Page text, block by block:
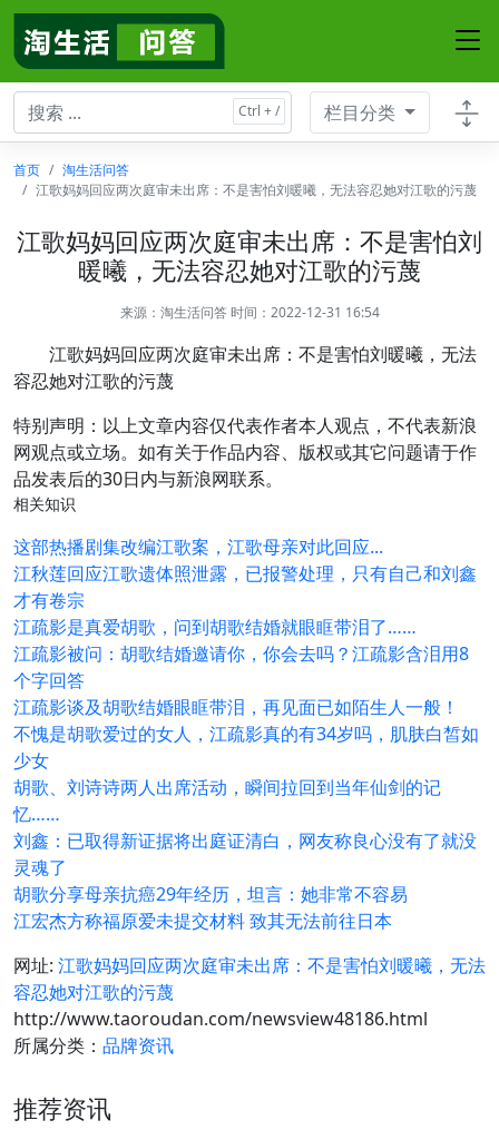
栏目分类
首页
淘生活问答
江歌妈妈回应两次庭审未出席：不是害怕刘暖曦，无法容忍她对江歌的污蔑
江歌妈妈回应两次庭审未出席：不是害怕刘
暖曦，无法容忍她对江歌的污蔑
来源： 淘生活问答 时间：2022-12-31 16:54
江歌妈妈回应两次庭审未出席：不是害怕刘暖曦，无法
容忍她对江歌的污蔑
特别声明：以上文章内容仅代表作者本人观点，不代表新浪
网观点或立场。如有关于作品内容、版权或其它问题请于作
品发表后的30日内与新浪网联系。
相关知识
这部热播剧集改编江歌案，江歌母亲对此回应...
江秋莲回应江歌遗体照泄露，已报警处理，只有自己和刘鑫
才有卷宗
江疏影是真爱胡歌，问到胡歌结婚就眼眶带泪了……
江疏影被问：胡歌结婚邀请你，你会去吗？江疏影含泪用8
个字回答
江疏影谈及胡歌结婚眼眶带泪，再见面已如陌生人一般！
不愧是胡歌爱过的女人，江疏影真的有34岁吗，肌肤白皙如
少女
胡歌、刘诗诗两人出席活动，瞬间拉回到当年仙剑的记
忆……
刘鑫：已取得新证据将出庭证清白，网友称良心没有了就没
灵魂了
胡歌分享母亲抗癌29年经历，坦言：她非常不容易
江宏杰方称福原爱未提交材料 致其无法前往日本
网址: 江歌妈妈回应两次庭审未出席：不是害怕刘暖曦，无法
容忍她对江歌的污蔑
http://www.taoroudan.com/newsview48186.html
所属分类： 品牌资讯
推荐资讯